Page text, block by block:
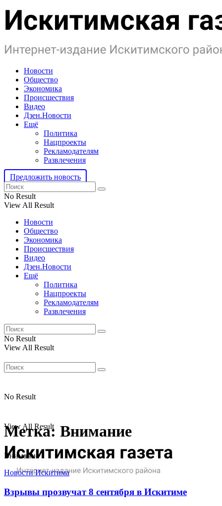
Новости
Общество
Экономика
Происшествия
Видео
Дзен.Новости
Ещё
Политика
Нацпроекты
Рекламодателям
Развлечения
Предложить новость
No Result
View All Result
Новости
Общество
Экономика
Происшествия
Видео
Дзен.Новости
Ещё
Политика
Нацпроекты
Рекламодателям
Развлечения
No Result
View All Result
No Result
View All Result
Метка: Внимание
Внимание
Новости Искитима
Взрывы прозвучат 8 сентября в Искитиме